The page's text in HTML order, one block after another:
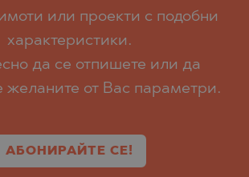
или проекти с подобни
характеристики.
да се отпишете или да
желаните от Вас параметри.
АБОНИРАЙТЕ СЕ!